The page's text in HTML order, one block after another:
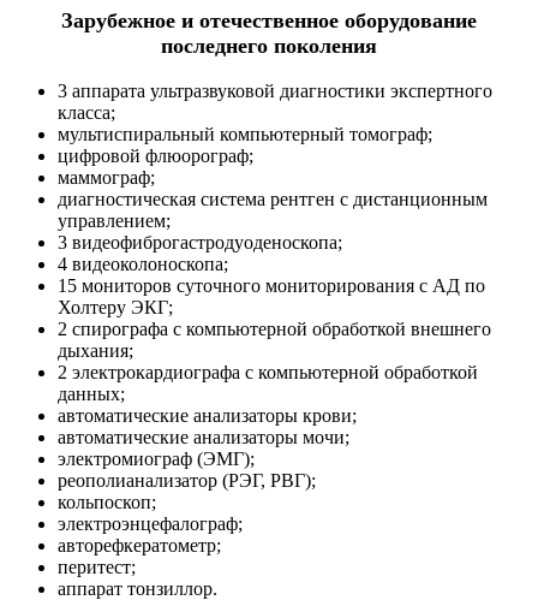
Зарубежное и отечественное оборудование
последнего поколения
3 аппарата ультразвуковой диагностики экспертного
класса;
мультиспиральный компьютерный томограф;
цифровой флюорограф;
маммограф;
диагностическая система рентген с дистанционным
управлением;
3 видеофиброгастродуоденоскопа;
4 видеоколоноскопа;
15 мониторов суточного мониторирования с АД по
Холтеру ЭКГ;
2 спирографа с компьютерной обработкой внешнего
дыхания;
2 электрокардиографа с компьютерной обработкой
данных;
автоматические анализаторы крови;
автоматические анализаторы мочи;
электромиограф (ЭМГ);
реополианализатор (РЭГ, РВГ);
кольпоскоп;
электроэнцефалограф;
авторефкератометр;
перитест;
аппарат тонзиллор.